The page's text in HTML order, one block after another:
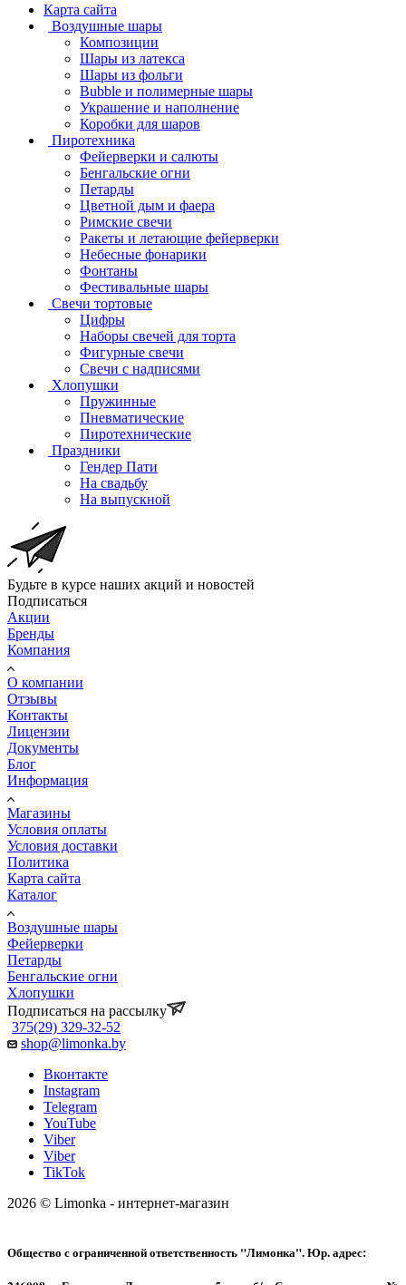
Карта сайта
Воздушные шары
Композиции
Шары из латекса
Шары из фольги
Bubble и полимерные шары
Украшение и наполнение
Коробки для шаров
Пиротехника
Фейерверки и салюты
Бенгальские огни
Петарды
Цветной дым и фаера
Римские свечи
Ракеты и летающие фейерверки
Небесные фонарики
Фонтаны
Фестивальные шары
Свечи тортовые
Цифры
Наборы свечей для торта
Фигурные свечи
Свечи с надписями
Хлопушки
Пружинные
Пневматические
Пиротехнические
Праздники
Гендер Пати
На свадьбу
На выпускной
Будьте в курсе наших акций и новостей
Подписаться
Акции
Бренды
Компания
О компании
Отзывы
Контакты
Лицензии
Документы
Блог
Информация
Магазины
Условия оплаты
Условия доставки
Политика
Карта сайта
Каталог
Воздушные шары
Фейерверки
Петарды
Бенгальские огни
Хлопушки
Подписаться на рассылку
375(29) 329-32-52
shop@limonka.by
Вконтакте
Instagram
Telegram
YouTube
Viber
Viber
TikTok
2026 © Limonka - интернет-магазин
Общество с ограниченной ответственность "Лимонка". Юр. адрес: